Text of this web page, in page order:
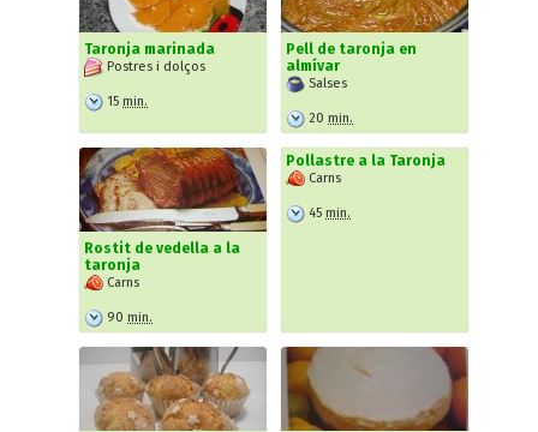
Taronja marinada
Postres i dolços
15 min.
Pell de taronja en
almívar
Salses
20 min.
Rostit de vedella a la
taronja
Carns
90 min.
Pollastre a la Taronja
Carns
45 min.